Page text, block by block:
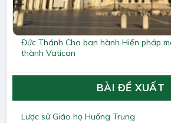
Đức Thánh Cha ban hành Hiến pháp
thành Vatican
BÀI ĐỀ XUẤT
Lược sử Giáo họ Huống Trung